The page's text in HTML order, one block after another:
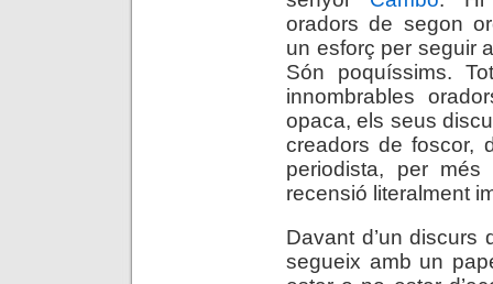
oradors de segon
un esforç per seguir
Són poquíssims.
innombrables
opaca, els seus
creadors de foscor,
periodista, per
recensió literalment
Davant d’un discurs
segueix amb un